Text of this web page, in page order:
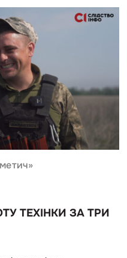
ТЕХІНКИ ЗА ТРИ